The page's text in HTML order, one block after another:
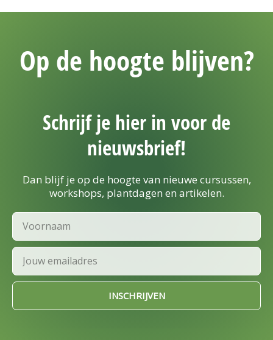
Op de hoogte blijven?
Schrijf je hier in voor de
nieuwsbrief!
Dan blijf je op de hoogte van nieuwe cursussen,
workshops, plantdagen en artikelen.
Voornaam
Email
INSCHRIJVEN